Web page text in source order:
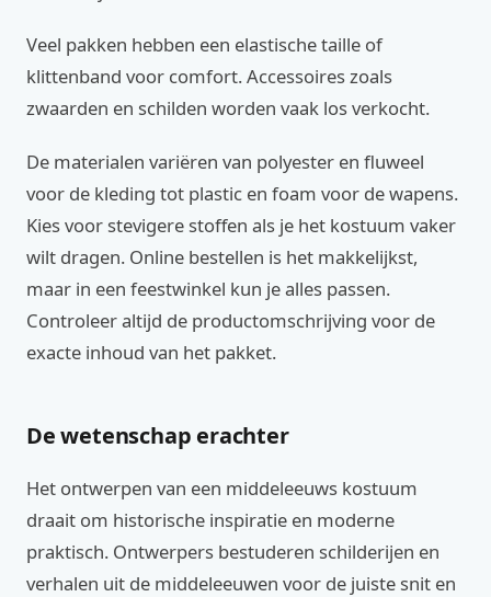
Veel pakken hebben een elastische taille of
klittenband voor comfort. Accessoires zoals
zwaarden en schilden worden vaak los verkocht.
De materialen variëren van polyester en fluweel
voor de kleding tot plastic en foam voor de wapens.
Kies voor stevigere stoffen als je het kostuum vaker
wilt dragen. Online bestellen is het makkelijkst,
maar in een feestwinkel kun je alles passen.
Controleer altijd de productomschrijving voor de
exacte inhoud van het pakket.
De wetenschap erachter
Het ontwerpen van een middeleeuws kostuum
draait om historische inspiratie en moderne
praktisch. Ontwerpers bestuderen schilderijen en
verhalen uit de middeleeuwen voor de juiste snit en